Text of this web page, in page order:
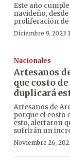
Este año
navideño,
proliferación de
Diciembre 9, 2023
Nacionales
Artesanos
que costo
duplicará
Artesanos de
porque el costo
esto, alertaron
sufrirán un
Noviembre 26,